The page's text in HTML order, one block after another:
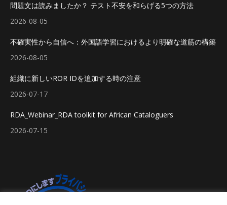
問題文は読みましたか？ テスト不安を和らげる5つの方法
2026-08-05
不確実性から自信へ：外国語学習におけるより明確な道筋の構築
2026-08-05
組織に新しいROR IDを追加する時の注意
2026-07-17
RDA_Webinar_RDA toolkit for African Cataloguers
2026-07-15